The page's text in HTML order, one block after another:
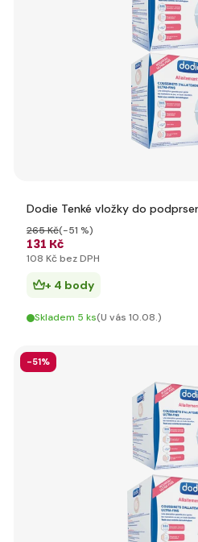
Dodie Tenké vložky do
131 Kč
265 Kč(-51 %)
108 Kč bez DPH
+ 4 body
Skladem 5 ks(U vás 10.08.)
-51%